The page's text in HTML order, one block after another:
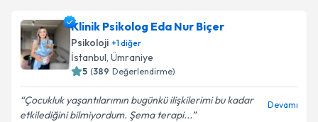
Klinik Psikolog Eda Nur Biçer
Psikoloji +1diğer
İstanbul, Ümraniye
5 (389 Değerlendirme)
Çocukluk yaşantılarımın bugünkü ilişkilerimi bu kadar
etkilediğini bilmiyordum. Şema terapi...
Devamı